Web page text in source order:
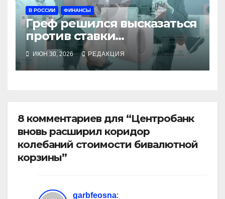
В РОССИИ ФИНАНСЫ
Греф решился высказаться
против ставки
Набиуллиной
ИЮН 30, 2026 РЕДАКЦИЯ
8 комментариев для “Центробанк
вновь расширил коридор
колебаний стоимости бивалютной
корзины”
garbfeosna: